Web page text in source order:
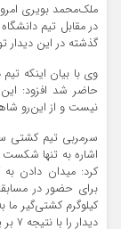
ملک‌محمد بویری
در مقابل تیم
گذشته در این
وی با بیان اینکه
حاضر شد افزود:
نیست و از این‌رو
سرمربی تیم کشتی
اشاره به تنها
کرد: میدان دادن به
کیلوگرم کشتی‌گیر ما
دیدار را با نتیجه ۷ بر یک با پیروزی پشت سر گذاشتیم.